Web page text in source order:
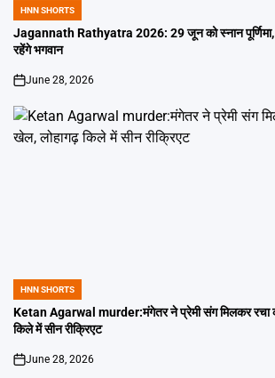
POSTED
IN
HNN SHORTS
Jagannath Rathyatra 2026: 29 जून को स्नान पूर्णिमा,
रहेंगे भगवान
on
June 28, 2026
POSTED
IN
HNN SHORTS
Ketan Agarwal murder:मंगेतर ने प्रेमी संग मिलकर रचा
किले में सीन रीक्रिएट
on
June 28, 2026